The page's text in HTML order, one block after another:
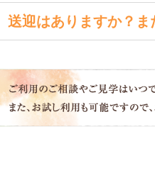
現金での支払いか、口座引落し
送迎はありますか？ま
時間はおおよそ8：30～9：30
送迎範囲は那須町と那須塩原